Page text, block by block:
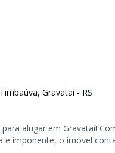
Gravataí - RS
alugar em Gravataí! Com
e imponente, o imóvel